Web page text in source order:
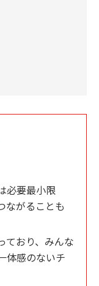
必要最小限
ながることも
ており、みんな
体感のないチ